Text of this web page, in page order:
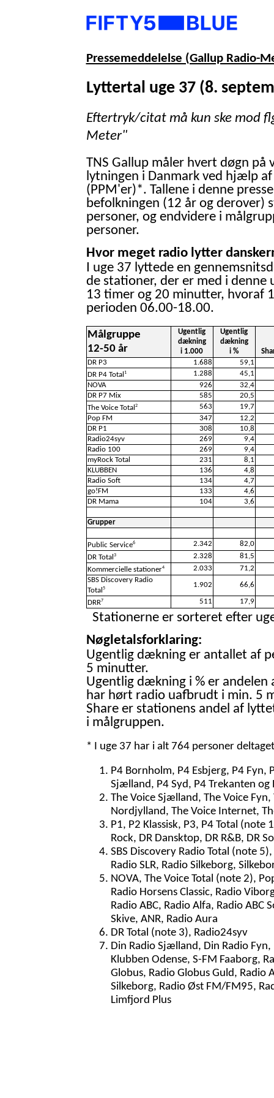
Pressemeddelelse (Gallup Radio-
Lyttertal uge 37 (8.
Eftertryk/citat må kun ske mod
Meter"
TNS Gallup måler hvert døgn på
lytningen i Danmark ved hjælp
(PPM'er)*. Tallene i denne
befolkningen (12 år og derover)
personer, og endvidere i
personer.
Hvor meget radio lytter
I uge 37 lyttede en
de stationer, der er med i denne
13 timer og 20 minutter, hvoraf
perioden 06.00-18.00.
Målgruppe
12-50 år
Ugentlig
dækning
i 1.000
Ugentlig
dækning
i %
DR P3
1.688
59,1
DR P4 Total 1 1.288
45,1
NOVA
926
32,4
DR P7 Mix
585
20,5
The Voice Total 2 563
19,7
Pop FM
347
12,2
DR P1
308
10,8
Radio24syv
269
9,4
Radio 100
269
9,4
myRock Total
231
8,1
KLUBBEN
136
4,8
Radio Soft
134
4,7
go!FM
133
4,6
DR Mama
104 3,6
Grupper
Public Service6 2.342
82,0
DR Total 3 2.328
81,5
Kommercielle stationer4 2.033
71,2
SBS Discovery Radio
Total 5 1.902 66,6
DRR7 511 17,9
Stationerne er sorteret efter
Nøgletalsforklaring:
Ugentlig dækning er antallet af
5 minutter.
Ugentlig dækning i % er
har hørt radio uafbrudt i min. 5
Share er stationens andel af
i målgruppen.
* I uge 37 har i alt 764 personer
P4 Bornholm, P4 Esbjerg, P4
Sjælland, P4 Syd, P4 Trekanten
The Voice Sjælland, The Voice
Nordjylland, The Voice Internet,
P1, P2 Klassisk, P3, P4 Total (note
Rock, DR Dansktop, DR R&B, DR
SBS Discovery Radio Total (note
Radio SLR, Radio Silkeborg,
NOVA, The Voice Total (note 2),
Radio Horsens Classic, Radio
Radio ABC, Radio Alfa, Radio
Skive, ANR, Radio Aura
DR Total (note 3), Radio24syv
Din Radio Sjælland, Din Radio Fyn,
Klubben Odense, S-FM Faaborg,
Globus, Radio Globus Guld, Radio
Silkeborg, Radio Øst FM/FM95,
Limfjord Plus